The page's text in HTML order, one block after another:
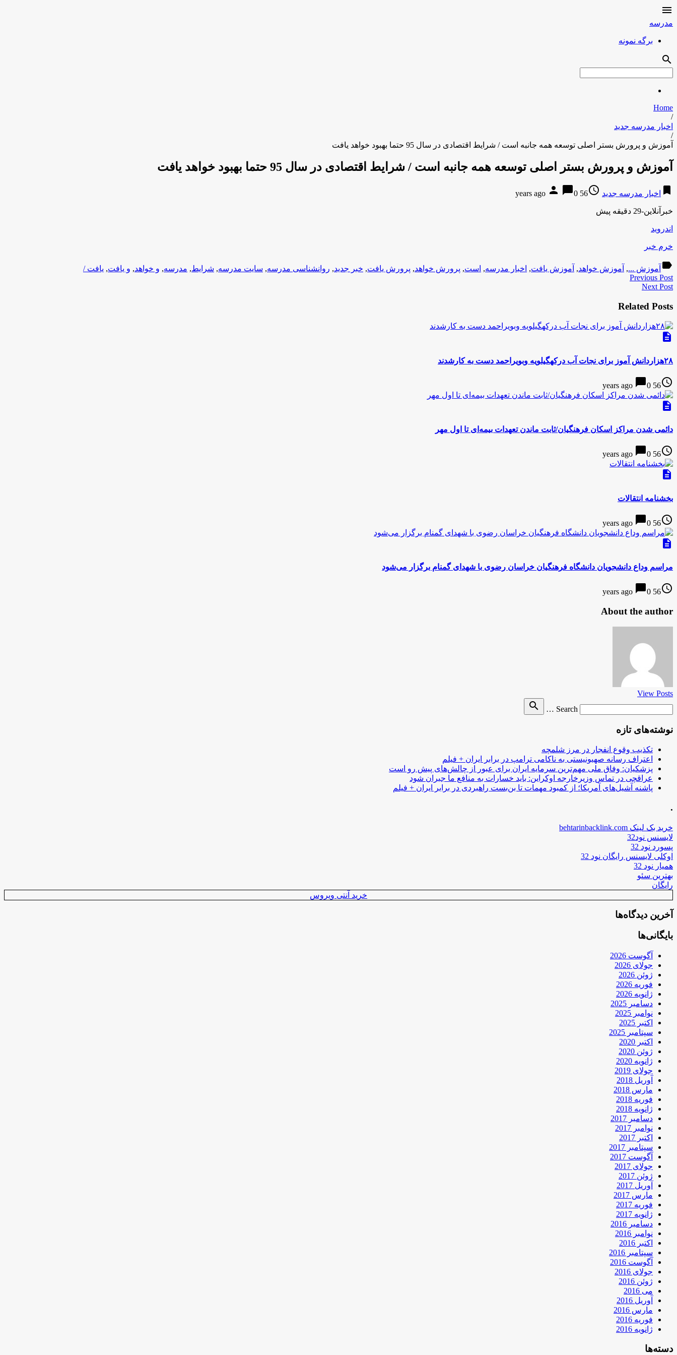

مدرسه
برگه نمونه
search
Home
/
اخبار مدرسه جدید
/
آموزش و پرورش بستر اصلی توسعه همه جانبه است / شرایط اقتصادی در سال 95 حتما بهبود خواهد یافت
آموزش و پرورش بستر اصلی توسعه همه جانبه است / شرایط اقتصادی در سال 95 حتما بهبود خواهد یافت
bookmark اخبار مدرسه جدید access_time
56 years ago
person chat_bubble0
خبرآنلاین-29 دقیقه پیش
اندروید
خرم خبر
label آموزش ..., آموزش خواهد, آموزش یافت, اخبار مدرسه, است, پرورش خواهد, پرورش یافت, خبر جدید, روانشناسی مدرسه, سایت مدرسه, شرایط, مدرسه, و خواهد, و یافت, یافت /
Previous Post
Next Post
Related Posts
description
۲۸هزاردانش آموز برای نجات آب درکهگیلویه وبویراحمد دست به کارشدند
access_time
56 years ago
chat_bubble0
description
دائمی شدن مراکز اسکان فرهنگیان/ثابت ماندن تعهدات بیمه‌ای تا اول مهر
access_time
56 years ago
chat_bubble0
description
بخشنامه انتقالات
access_time
56 years ago
chat_bubble0
description
مراسم وداع دانشجویان دانشگاه فرهنگیان خراسان رضوی با شهدای گمنام برگزار می‌شود
access_time
56 years ago
chat_bubble0
About the author
View Posts
Search …
search
نوشته‌های تازه
تکذیب وقوع انفجار در مرز شلمچه
اعتراف رسانه صهیونیستی به ناکامی ترامپ در برابر ایران + فیلم
پزشکیان: وفاق ملی مهم‌ترین سرمایه ایران برای عبور از چالش‌های پیش رو است
عراقچی در تماس وزیرخارجه اوکراین: باید خسارات به منافع ما جبران شود
پاشنه آشیل‌های آمریکا؛ از کمبود مهمات تا بن‌بست راهبردی در برابر ایران + فیلم
.
خرید بک لینک behtarinbacklink.com
لایسنس نود32
پسورد نود 32
اوکلی لایسنس رایگان نود 32
همیار نود 32
بهترین سئو
رایگان
خرید آنتی ویروس
آخرین دیدگاه‌ها
بایگانی‌ها
آگوست 2026
جولای 2026
ژوئن 2026
فوریه 2026
ژانویه 2026
دسامبر 2025
نوامبر 2025
اکتبر 2025
سپتامبر 2025
اکتبر 2020
ژوئن 2020
ژانویه 2020
جولای 2019
آوریل 2018
مارس 2018
فوریه 2018
ژانویه 2018
دسامبر 2017
نوامبر 2017
اکتبر 2017
سپتامبر 2017
آگوست 2017
جولای 2017
ژوئن 2017
آوریل 2017
مارس 2017
فوریه 2017
ژانویه 2017
دسامبر 2016
نوامبر 2016
اکتبر 2016
سپتامبر 2016
آگوست 2016
جولای 2016
ژوئن 2016
می 2016
آوریل 2016
مارس 2016
فوریه 2016
ژانویه 2016
دسته‌ها